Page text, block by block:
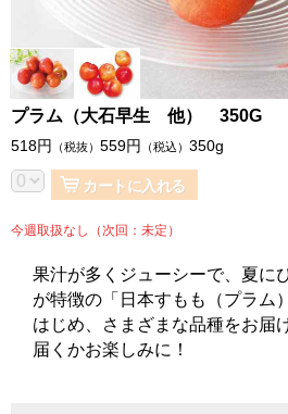
プラム（大石早生 他） 350G
518円 （税抜） 559円 （税込） 350g
カートに入れる
今週取扱なし（次回：未定）
果汁が多くジューシーで、夏に
が特徴の「日本すもも（プラム
はじめ、さまざまな品種をお届
届くかお楽しみに！